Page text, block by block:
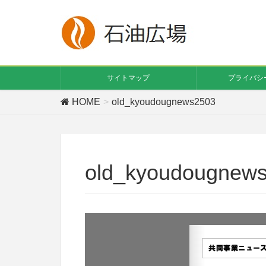
サイトマップ プライバシ
HOME old_kyoudougnews2503